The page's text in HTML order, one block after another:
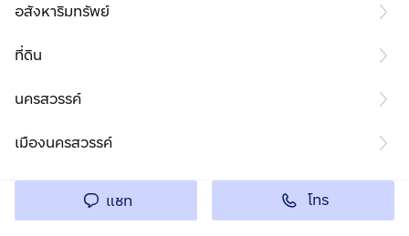
อสังหาริมทรัพย์
ที่ดิน
นครสวรรค์
เมืองนครสวรรค์
แชท โทร